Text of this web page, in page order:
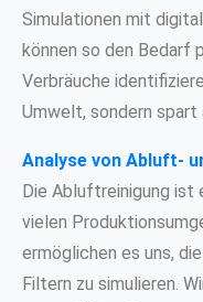
Simulationen mit
können so den Bedarf
Verbräuche
Umwelt, sondern spart
Analyse von Abluft-
Die Abluftreinigung ist
vielen
ermöglichen es uns,
Filtern zu simulieren.